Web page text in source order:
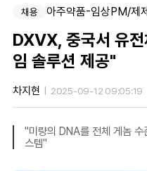
채용 아주약품-임상PM/제
DXVX, 중국서 유
임 솔루션 제공"
차지현 2025-09-12 09:05:19
"미량의 DNA를 전체 게놈 수
스템"